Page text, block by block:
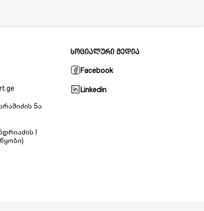
5ა
I
სოციალური მედია
Facebook
Linkedin